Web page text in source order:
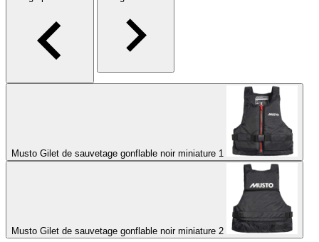
Musto Gilet de sauvetage gonflable noir miniature 1
Musto Gilet de sauvetage gonflable noir miniature 2